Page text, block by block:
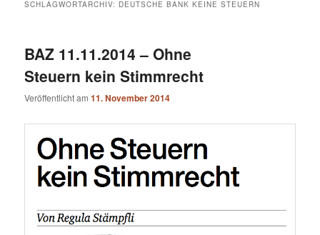
SCHLAGWORTARCHIV: DEUTSCHE BANK KEINE STEUERN
BAZ 11.11.2014 – Ohne
Steuern kein Stimmrecht
Veröffentlicht am11. November 2014